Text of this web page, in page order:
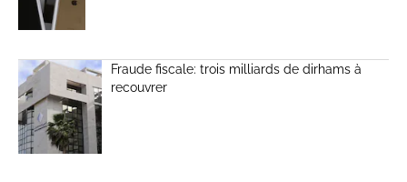
Fraude fiscale: trois milliards de dirhams à
recouvrer